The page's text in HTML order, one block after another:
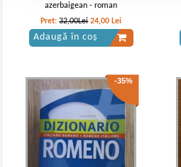
azerbaigean - roman
Pret:32,00Lei 24,00 Lei
Adaugă în coș
-35%